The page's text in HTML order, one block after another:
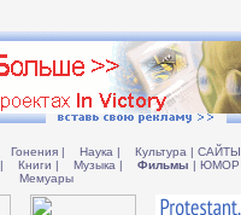
Гонения | Наука | Культура | САЙТЫ
| Книги | Музыка | Фильмы | ЮМОР
Мемуары